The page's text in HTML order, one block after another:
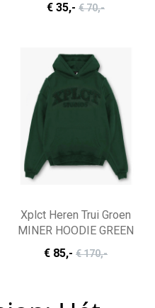
€ 35,- € 70,-
Xplct Heren Trui Groen
MINER HOODIE GREEN
€ 85,- € 170,-